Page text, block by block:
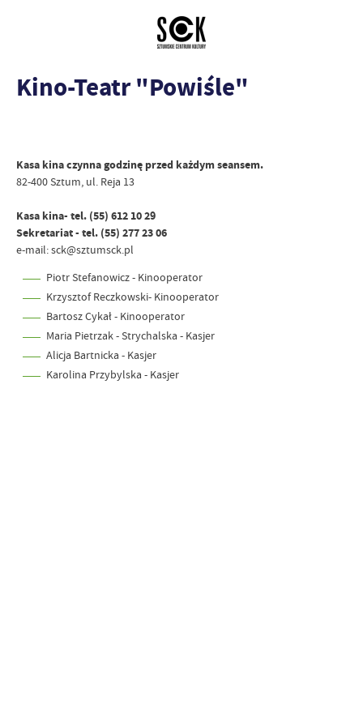
Kino-Teatr "Powiśle"
Kasa kina czynna godzinę przed każdym seansem.
82-400 Sztum, ul. Reja 13
Kasa kina- tel. (55) 612 10 29
Sekretariat - tel. (55) 277 23 06
e-mail: sck@sztumsck.pl
Piotr Stefanowicz- Kinooperator
Krzysztof Reczkowski- Kinooperator
Bartosz Cykał - Kinooperator
Maria Pietrzak - Strychalska - Kasjer
Alicja Bartnicka - Kasjer
Karolina Przybylska - Kasjer